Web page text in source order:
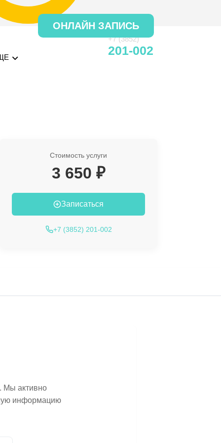
+7 (3852)
201-002
ОНЛАЙН ЗАПИСЬ
Стоимость услуги
3 650 ₽
Записаться
+7 (3852) 201-002
Мы активно
информацию